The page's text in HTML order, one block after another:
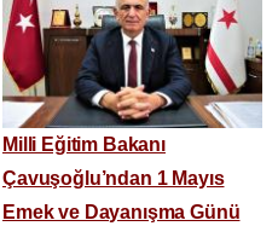
Milli Eğitim Bakanı
Çavuşoğlu’ndan 1 Mayıs
Emek ve Dayanışma Günü